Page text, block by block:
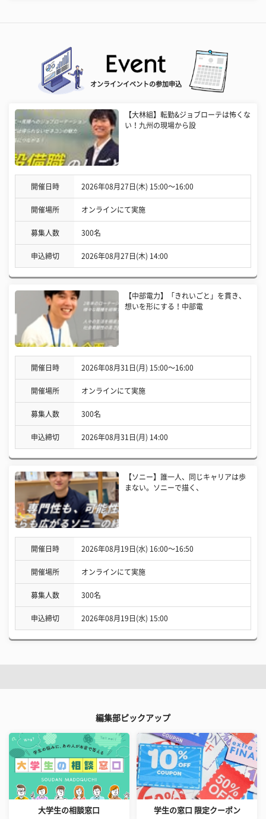
オンラインイベントの参加申込
【大林組】転勤&ジョブローテは怖くな
い！九州の現場から設
開催日時 2026年08月27日(木) 15:00〜16:00
開催場所 オンラインにて実施
募集人数 300名
申込締切 2026年08月27日(木) 14:00
【中部電力】「きれいごと」を貫き、
想いを形にする！中部電
開催日時 2026年08月31日(月) 15:00〜16:00
開催場所 オンラインにて実施
募集人数 300名
申込締切 2026年08月31日(月) 14:00
【ソニー】誰一人、同じキャリアは歩
まない。ソニーで描く、
開催日時 2026年08月19日(水) 16:00〜16:50
開催場所 オンラインにて実施
募集人数 300名
申込締切 2026年08月19日(水) 15:00
編集部ピックアップ
大学生の相談窓口 学生の窓口 限定クーポン